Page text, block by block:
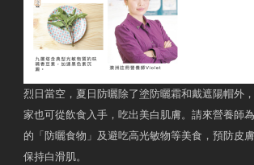
烈日當空，夏日防曬除了塗防曬霜和戴遮陽帽外
家也可從飲食入手，吃出美白肌膚。請來營養師
的「防曬食物」及避吃高光敏物等美食，預防皮
保持白滑肌。